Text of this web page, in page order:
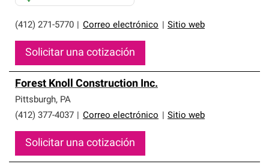
(412) 271-5770 Correo electrónico Sitio web
Solicitar una cotización
Forest Knoll Construction Inc.
Pittsburgh, PA
(412) 377-4037
Correo electrónico Sitio web
Solicitar una cotización